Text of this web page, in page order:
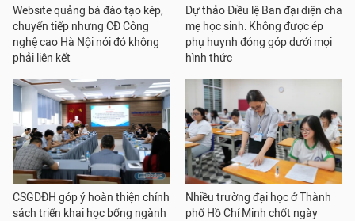
Website quảng bá đào tạo kép,
chuyển tiếp nhưng CĐ Công
nghệ cao Hà Nội nói đó không
phải liên kết
Dự thảo Điều lệ Ban đại diện cha
mẹ học sinh: Không được ép
phụ huynh đóng góp dưới mọi
hình thức
CSGDĐH góp ý hoàn thiện chính
sách triển khai học bổng ngành
Nhiều trường đại học ở Thành
phố Hồ Chí Minh chốt ngày